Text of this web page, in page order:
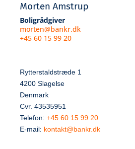
Morten Amstrup
Boligrådgiver
morten@bankr.dk
+45 60 15 99 20
Rytterstaldstræde 1
4200 Slagelse
Denmark
Cvr. 43535951
Telefon:+45 60 15 99 20
E-mail: kontakt@bankr.dk